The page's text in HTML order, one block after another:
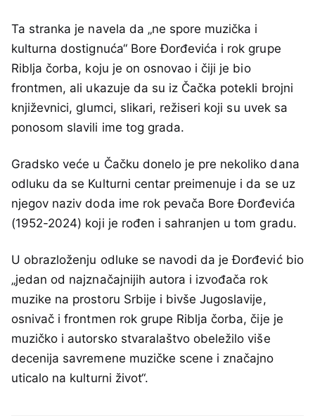
Ta stranka je navela da „ne spore muzička i
kulturna dostignuća“ Bore Đorđevića i rok grupe
Riblja čorba, koju je on osnovao i čiji je bio
frontmen, ali ukazuje da su iz Čačka potekli brojni
književnici, glumci, slikari, režiseri koji su uvek sa
ponosom slavili ime tog grada.
Gradsko veće u Čačku donelo je pre nekoliko dana
odluku da se Kulturni centar preimenuje i da se uz
njegov naziv doda ime rok pevača Bore Đorđevića
(1952-2024) koji je rođen i sahranjen u tom gradu.
U obrazloženju odluke se navodi da je Đorđević bio
„jedan od najznačajnijih autora i izvođača rok
muzike na prostoru Srbije i bivše Jugoslavije,
osnivač i frontmen rok grupe Riblja čorba, čije je
muzičko i autorsko stvaralaštvo obeležilo više
decenija savremene muzičke scene i značajno
uticalo na kulturni život“.